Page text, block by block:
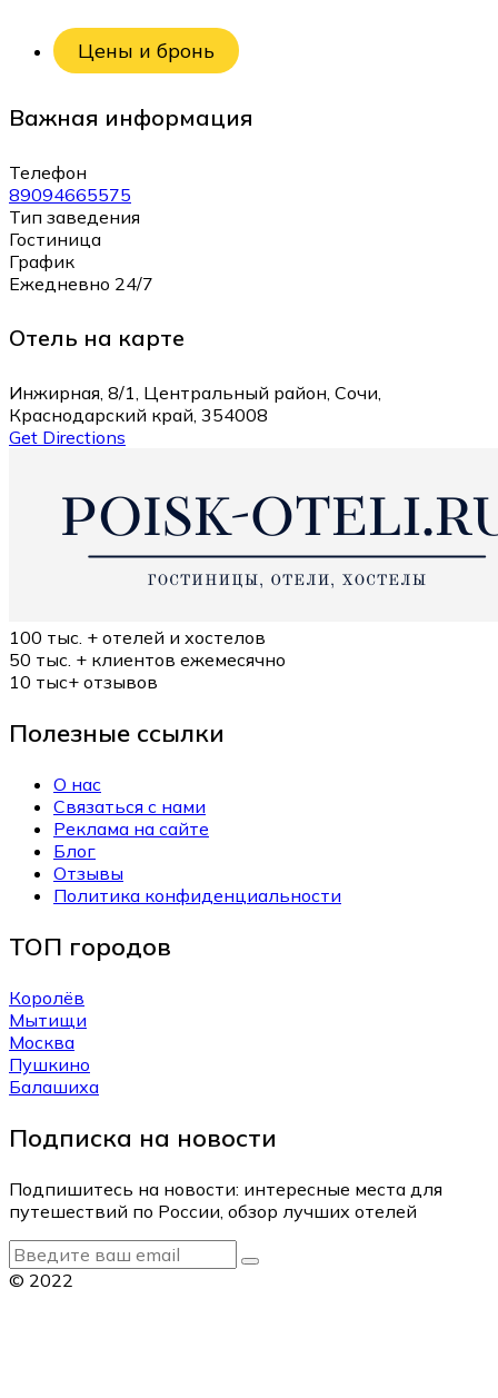
Цены и бронь
Важная информация
Телефон
89094665575
Тип заведения
Гостиница
График
Ежедневно 24/7
Отель на карте
Инжирная, 8/1, Центральный район, Сочи,
Краснодарский край, 354008
Get Directions
100 тыс. + отелей и хостелов
50 тыс. + клиентов ежемесячно
10 тыс+ отзывов
Полезные ссылки
О нас
Связаться с нами
Реклама на сайте
Блог
Отзывы
Политика конфиденциальности
ТОП городов
Королёв
Мытищи
Москва
Пушкино
Балашиха
Подписка на новости
Подпишитесь на новости: интересные места для
путешествий по России, обзор лучших отелей
© 2022